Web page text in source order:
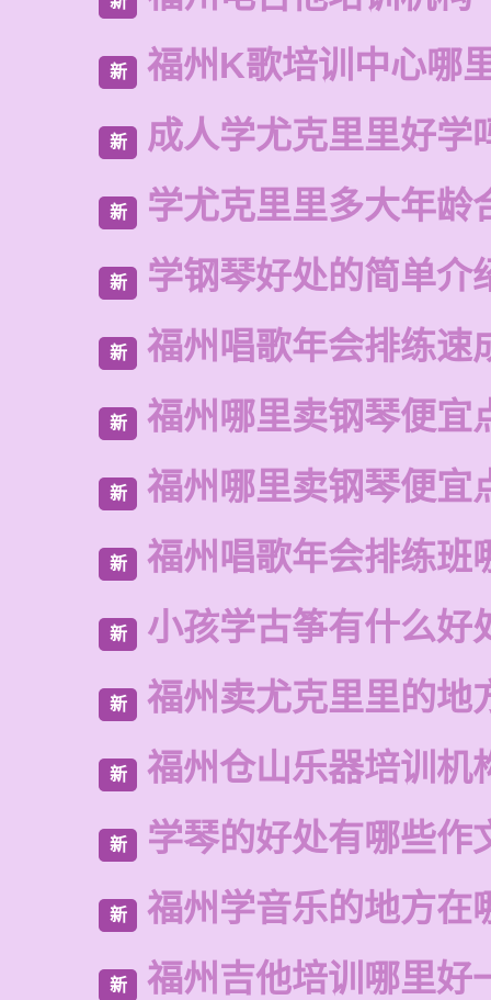
新 福州K歌培训中心哪
新 成人学尤克里里好学
新 学尤克里里多大年龄
新 学钢琴好处的简单介
新 福州唱歌年会排练速
新 福州哪里卖钢琴便宜
新 福州哪里卖钢琴便宜
新 福州唱歌年会排练班
新 小孩学古筝有什么好
新 福州卖尤克里里的地
新 福州仓山乐器培训机
新 学琴的好处有哪些作
新 福州学音乐的地方在
新 福州吉他培训哪里好